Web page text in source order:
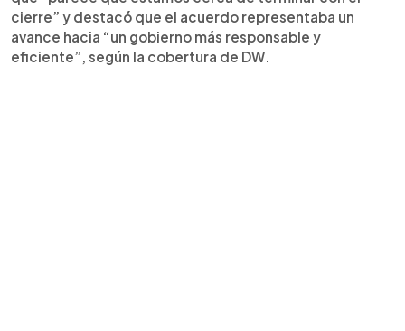
cierre” y destacó que el acuerdo representaba un
avance hacia “un gobierno más responsable y
eficiente”, según la cobertura de DW.